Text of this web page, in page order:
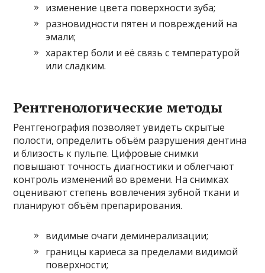
изменение цвета поверхности зуба;
разновидности пятен и повреждений на
эмали;
характер боли и её связь с температурой
или сладким.
Рентгенологические методы
Рентгенография позволяет увидеть скрытые
полости, определить объём разрушения дентина
и близость к пульпе. Цифровые снимки
повышают точность диагностики и облегчают
контроль изменений во времени. На снимках
оценивают степень вовлечения зубной ткани и
планируют объём препарирования.
видимые очаги деминерализации;
границы кариеса за пределами видимой
поверхности;